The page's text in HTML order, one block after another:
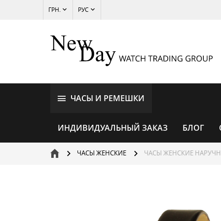
ГРН. РУС
ЧАСЫ И РЕМЕШКИ
ИНДИВИДУАЛЬНЫЙ ЗАКАЗ БЛОГ
ЧАСЫ ЖЕНСКИЕ ЧАСЫ ЖЕНСКИЕ